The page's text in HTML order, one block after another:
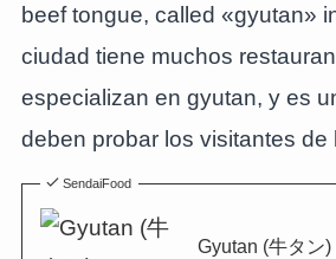
beef tongue, called «gyutan»
ciudad tiene muchos
especializan en gyutan, y es
deben probar los visitantes de
SendaiFood
Gyutan (牛タン)